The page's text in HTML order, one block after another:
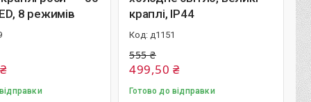
8 режимів
краплі, IP44
д1151
555 ₴
499,50 ₴
Готово до відправки